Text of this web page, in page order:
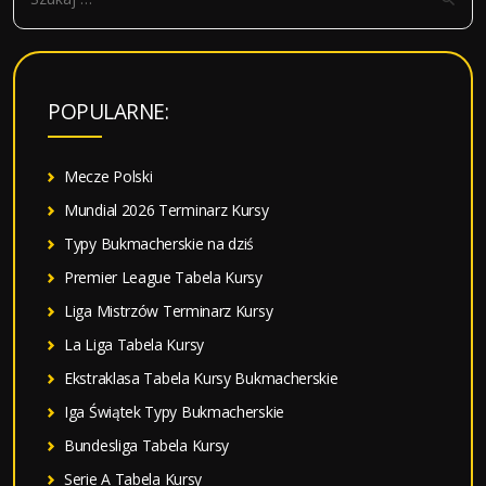
k
POPULARNE:
Mecze Polski
Mundial 2026 Terminarz Kursy
Typy Bukmacherskie na dziś
Premier League Tabela Kursy
Liga Mistrzów Terminarz Kursy
La Liga Tabela Kursy
Ekstraklasa Tabela Kursy Bukmacherskie
Iga Świątek Typy Bukmacherskie
Bundesliga Tabela Kursy
Serie A Tabela Kursy